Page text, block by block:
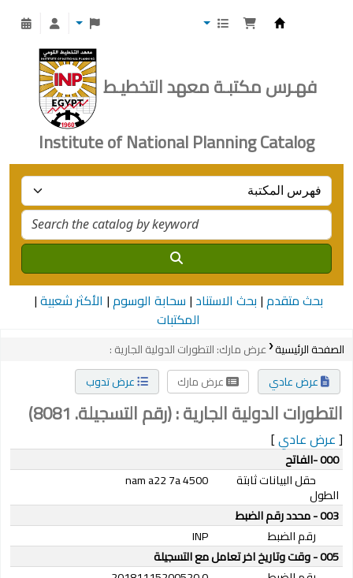
فهـرس مكتبـة معهد التخطيـط
Institute of National Planning Catalog
بحث متقدم بحث الاستناد سحابة الوسوم الأكثر شعبية
المكتبات
الصفحة الرئيسية عرض مارك: التطورات الدولية الجارية :
عرض عادي
عرض مارك عرض تدوب
التطورات الدولية الجارية : (رقم التسجيلة. 8081)
[عرض عادي]
تفاصيل مارك
000 -الفاتح
حقل البيانات ثابتة
الطول
nam a22 7a 4500
003 - محدد رقم الضبط
رقم الضبط
INP
005 - وقت وتاريخ اخر تعامل مع التسجيلة